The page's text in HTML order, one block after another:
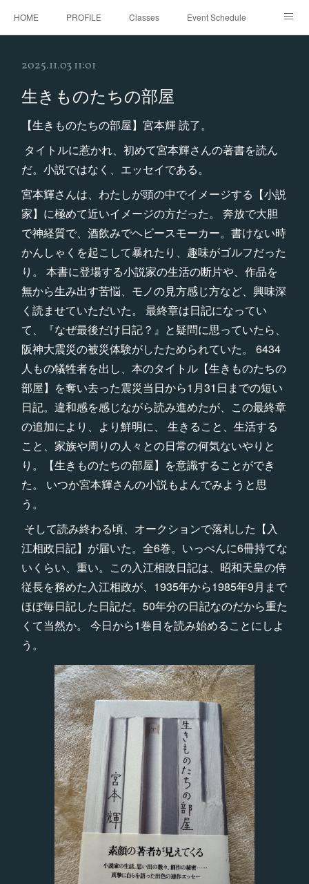
HOME PROFILE Classes Event Schedule
2025.11.03 11:01
生きものたちの部屋
【生きものたちの部屋】宮本輝 読了。
タイトルに惹かれ、初めて宮本輝さんの著書を読ん
だ。小説ではなく、エッセイである。
宮本輝さんは、わたしが頭の中でイメージする【小説
家】に極めて近いイメージの方だった。 奔放で大胆
で神経質で、酒飲みでヘビースモーカー。書けない時
かんしゃくを起こして暴れたり、趣味がゴルフだった
り。 本書に登場する小説家の生活の断片や、作品を
無から生み出す苦悩、モノの見方感じ方など、興味深
く読ませていただいた。 最終章は日記になってい
て、『なぜ最後だけ日記？』と疑問に思っていたら、
阪神大震災の被災体験がしたためられていた。 6434
人もの犠牲者を出し、本のタイトル【生きものたちの
部屋】を奪い去った震災当日から1月31日までの短い
日記。違和感を感じながら読み進めたが、この最終章
の追加により、より鮮明に、 生きること、生活する
こと、家族や周りの人々との日常の何気ないやりと
り。【生きものたちの部屋】を意識することができ
た。 いつか宮本輝さんの小説もよんでみようと思
う。
そして読み終わる頃、オークションで落札した【入
江相政日記】が届いた。全6巻。いっぺんに6冊持てな
いくらい、重い。この入江相政日記は、昭和天皇の侍
従長を務めた入江相政が、1935年から1985年9月まで
ほぼ毎日記した日記だ。50年分の日記なのだから重た
くて当然か。 今日から1巻目を読み始めることにしよ
う。